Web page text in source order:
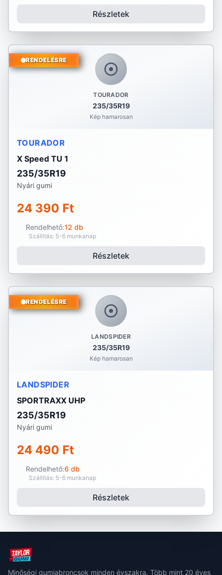
Részletek
TOURADOR
235/35R19
Kép hamarosan
RENDELÉSRE
TOURADOR
X Speed TU 1
235/35R19
Nyári gumi
24 390 Ft
Rendelhető:12 db
Szállítás: 5-6 munkanap
Részletek
LANDSPIDER
235/35R19
Kép hamarosan
RENDELÉSRE
LANDSPIDER
SPORTRAXX UHP
235/35R19
Nyári gumi
24 490 Ft
Rendelhető:6 db
Szállítás: 5-6 munkanap
Részletek
Minőségi gumiabroncsok minden évszakra. Több mint 20 éves